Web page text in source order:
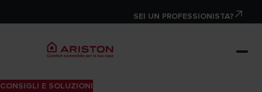
SEI UN PROFESSIONISTA?
CONSIGLI E SOLUZIONI